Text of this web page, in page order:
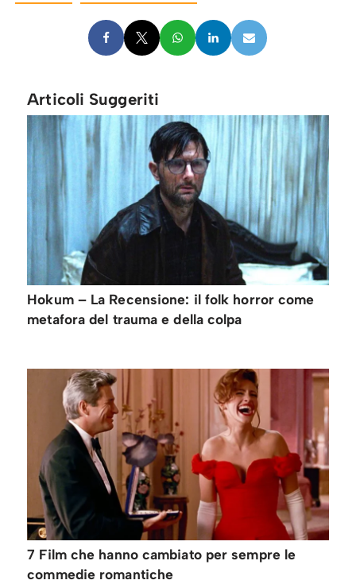
Articoli Suggeriti
Hokum – La Recensione: il folk horror come
metafora del trauma e della colpa
7 Film che hanno cambiato per sempre le
commedie romantiche